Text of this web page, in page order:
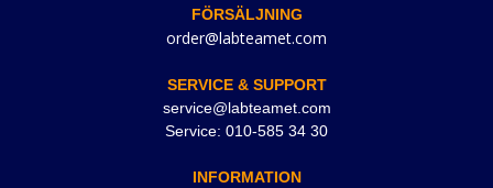
FÖRSÄLJNING
order@labteamet.com
SERVICE & SUPPORT
service@labteamet.com
Service: 010-585 34 30
INFORMATION